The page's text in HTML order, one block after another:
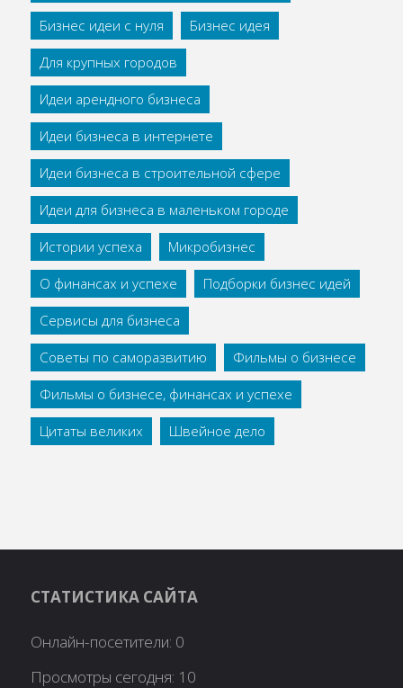
Бизнес идеи с нуля
Бизнес идея
Для крупных городов
Идеи арендного бизнеса
Идеи бизнеса в интернете
Идеи бизнеса в строительной сфере
Идеи для бизнеса в маленьком городе
Истории успеха
Микробизнес
О финансах и успехе
Подборки бизнес идей
Сервисы для бизнеса
Советы по саморазвитию
Фильмы о бизнесе
Фильмы о бизнесе, финансах и успехе
Цитаты великих
Швейное дело
СТАТИСТИКА САЙТА
Онлайн-посетители: 0
Просмотры сегодня: 10